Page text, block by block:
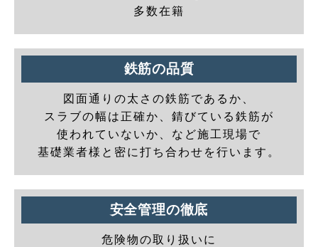
多数在籍
鉄筋の品質
図面通りの太さの鉄筋であるか、
スラブの幅は正確か、錆びている鉄筋が
使われていないか、など施工現場で
基礎業者様と密に打ち合わせを行います。
安全管理の徹底
危険物の取り扱いに